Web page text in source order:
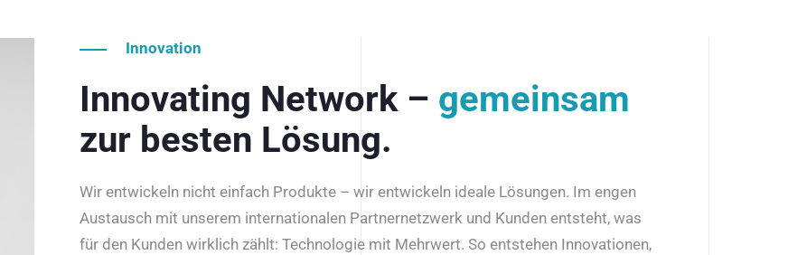
Innovation
Innovating Network – gemeinsam
zur besten Lösung.
Wir entwickeln nicht einfach Produkte – wir entwickeln ideale Lösungen. Im engen
Austausch mit unserem internationalen Partnernetzwerk und Kunden entsteht, was
für den Kunden wirklich zählt: Technologie mit Mehrwert. So entstehen Innovationen,